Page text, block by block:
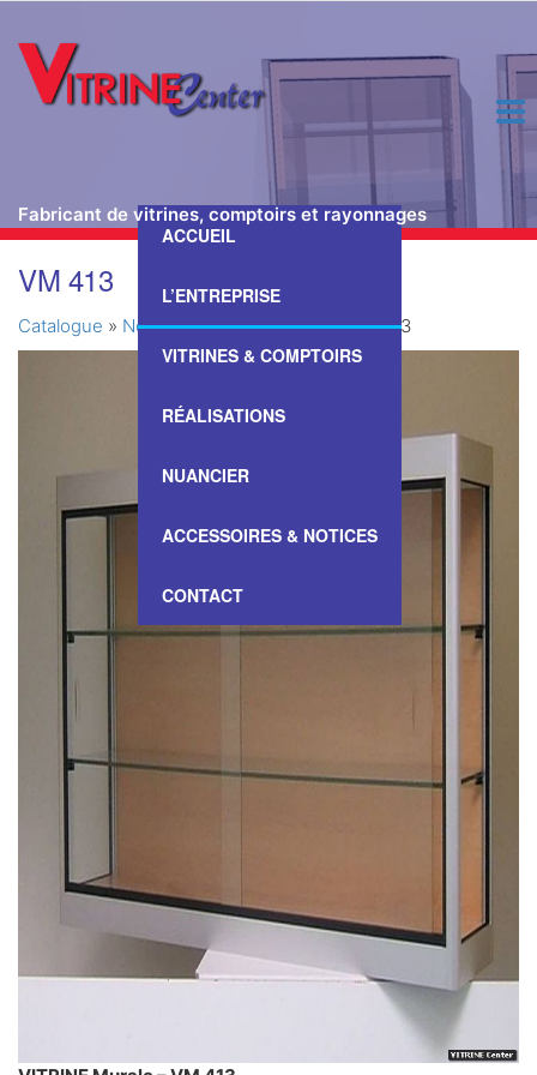
Fabricant de vitrines, comptoirs et rayonnages
ACCUEIL
L’ENTREPRISE
VITRINES & COMPTOIRS
RÉALISATIONS
NUANCIER
ACCESSOIRES & NOTICES
CONTACT
VM 413
Catalogue » Nos Vitrines & Comptoirs»VM 413